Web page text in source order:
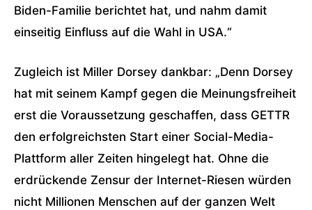
Biden-Familie berichtet hat, und nahm damit
einseitig Einfluss auf die Wahl in USA.“
Zugleich ist Miller Dorsey dankbar: „Denn Dorsey
hat mit seinem Kampf gegen die Meinungsfreiheit
erst die Voraussetzung geschaffen, dass GETTR
den erfolgreichsten Start einer Social-Media-
Plattform aller Zeiten hingelegt hat. Ohne die
erdrückende Zensur der Internet-Riesen würden
nicht Millionen Menschen auf der ganzen Welt